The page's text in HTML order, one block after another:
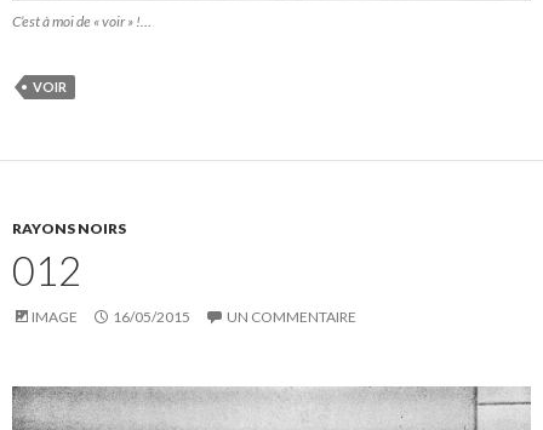
C’est à moi de « voir » !…
VOIR
RAYONS NOIRS
012
IMAGE 16/05/2015 UN COMMENTAIRE